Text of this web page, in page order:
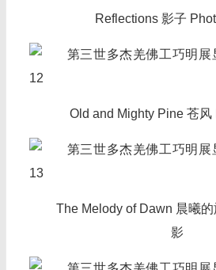
Reflections 影子
Old and Mighty Pine 苍
The Melody of Dawn 晨曦
影